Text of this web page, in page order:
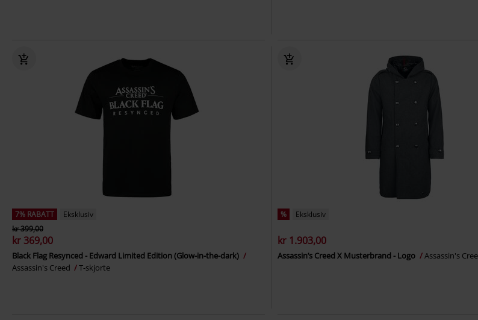
7% RABATT
Eksklusiv
kr 399,00
kr 369,00
Black Flag Resynced - Edward Limited Edition (Glow-in-the-dark)
Assassin's Creed
T-skjorte
% Eksklusiv
kr 1.903,00
Assassin’s Creed X Musterbrand - Logo Assassin's